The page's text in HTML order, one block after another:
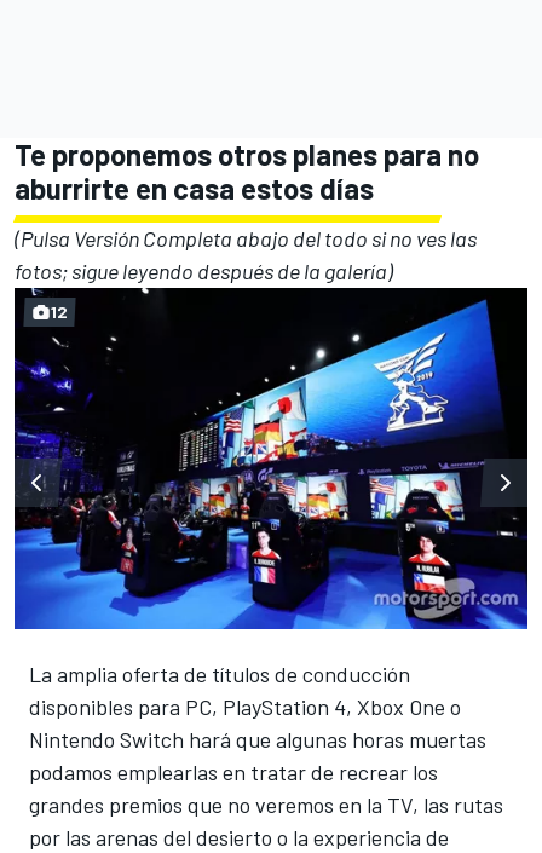
Te proponemos otros planes para no
aburrirte en casa estos días
(Pulsa Versión Completa abajo del todo si no ves las
fotos; sigue leyendo después de la galería)
La amplia oferta de títulos de conducción
disponibles para PC, PlayStation 4, Xbox One o
Nintendo Switch hará que algunas horas muertas
podamos emplearlas en tratar de recrear los
grandes premios que no veremos en la TV, las rutas
por las arenas del desierto o la experiencia de
12